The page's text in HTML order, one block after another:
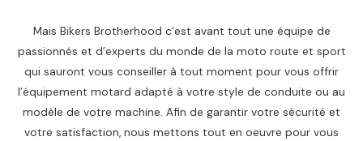
Mais Bikers Brotherhood c’est avant tout une équipe de
passionnés et d’experts du monde de la moto route et sport
qui sauront vous conseiller à tout moment pour vous offrir
l’équipement motard adapté à votre style de conduite ou au
modèle de votre machine. Afin de garantir votre sécurité et
votre satisfaction, nous mettons tout en oeuvre pour vous